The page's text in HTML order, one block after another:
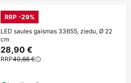
RRP -29%
LED saules gaismas 33655, ziedu, Ø 22
cm
28,90 €
RRP40,66 €